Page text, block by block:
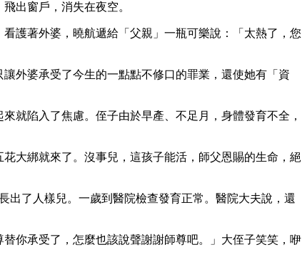
出窗戶，消失在夜空。
護著外婆，曉航遞給「父親」一瓶可樂說：「太熱了，您
外婆承受了今生的一點點不修口的罪業，還使她有「資
就陷入了焦慮。侄子由於早產、不足月，身體發育不全，
大綁就來了。沒事兒，這孩子能活，師父恩賜的生命，絕
出了人樣兒。一歲到醫院檢查發育正常。醫院大夫說，還
你承受了，怎麼也該說聲謝謝師尊吧。」大侄子笑笑，咿